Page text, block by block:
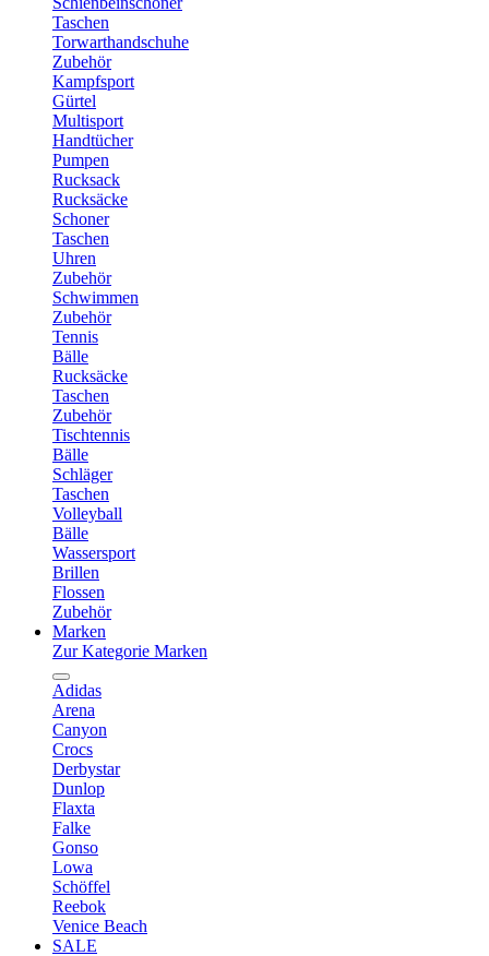
Taschen
Torwarthandschuhe
Zubehör
Kampfsport
Gürtel
Multisport
Handtücher
Pumpen
Rucksack
Rucksäcke
Schoner
Taschen
Uhren
Zubehör
Schwimmen
Zubehör
Tennis
Bälle
Rucksäcke
Taschen
Zubehör
Tischtennis
Bälle
Schläger
Taschen
Volleyball
Bälle
Wassersport
Brillen
Flossen
Zubehör
Marken
Zur Kategorie Marken
Adidas
Arena
Canyon
Crocs
Derbystar
Dunlop
Flaxta
Falke
Gonso
Lowa
Schöffel
Reebok
Venice Beach
SALE